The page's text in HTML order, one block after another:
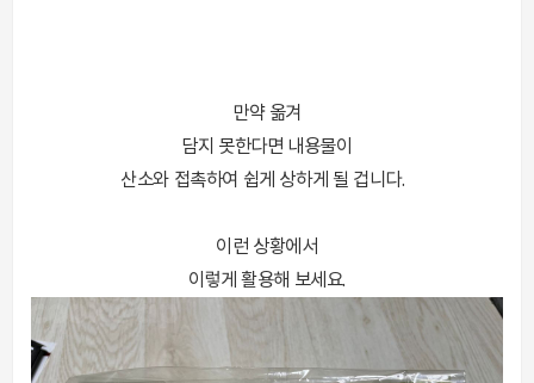
만약 옮겨
담지 못한다면 내용물이
산소와 접촉하여 쉽게 상하게 될 겁니다.
이런 상황에서
이렇게 활용해 보세요.